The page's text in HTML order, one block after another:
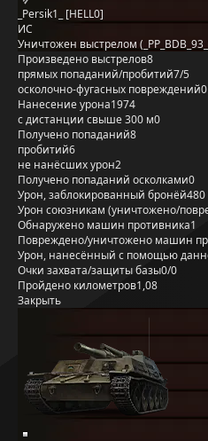
_Persik1_ [HELL0]
ИС
Уничтожен выстрелом
Произведено выстрелов8
прямых попаданий/пробитий7/5
осколочно-фугасных повреждений0
Нанесение урона1974
с дистанции свыше 300 м0
Получено попаданий8
пробитий6
не нанёсших урон2
Получено попаданий осколками0
Урон, заблокированный бронёй480
Урон союзникам (уничтожено/
Обнаружено машин противника1
Повреждено/уничтожено машин
Урон, нанесённый с помощью
Очки захвата/защиты базы0/0
Пройдено километров1,08
Закрыть